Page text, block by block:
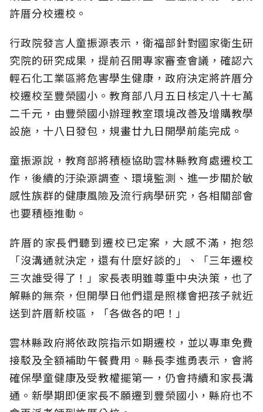
許厝分校遷校。
行政院發言人童振源表示，衛福部針對國家衛生研
究院的研究成果，提前召開專家審查會議，確認六
輕石化工業區將危害學生健康，政府決定將許厝分
校遷校至豐榮國小。教育部八月五日核定八十七萬
二千元，由豐榮國小辦理教室環境改善及增購教學
設施，十八日發包，規畫廿九日開學前能完成。
童振源說，教育部將積極協助雲林縣教育處遷校工
作，後續的汙染源調查、環境監測、進一步關於敏
感性族群的健康風險及流行病學研究，各相關部會
也要積極推動。
許厝的家長們聽到遷校已定案，大感不滿，抱怨
「沒溝通就決定，還有什麼好談的」、「三年遷校
三次誰受得了！」家長表明雖尊重中央決策，也了
解縣的無奈，但開學日他們還是照樣會把孩子就近
送到許厝新校區，「各做各的吧！」
雲林縣政府將依政院指示如期遷校，並以專車免費
接駁及全額補助午餐費用。縣長李進勇表示，會將
確保學童健康及受教權擺第一，仍會持續和家長溝
通。新學期即便家長不願遷到豐榮國小，縣府也不